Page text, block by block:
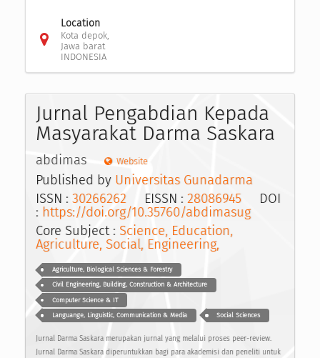
Location
Kota depok,
Jawa barat
INDONESIA
Jurnal Pengabdian Kepada
Masyarakat Darma Saskara
abdimas Website
Published by Universitas Gunadarma
ISSN : 30266262 EISSN : 28086945 DOI
: https://doi.org/10.35760/abdimasug
Core Subject : Science, Education,
Agriculture, Social, Engineering,
Agriculture, Biological Sciences & Forestry
Civil Engineering, Building, Construction & Architecture
Computer Science & IT
Languange, Linguistic, Communication & Media Social Sciences
Jurnal Darma Saskara merupakan jurnal yang melalui proses peer-review.
Jurnal Darma Saskara diperuntukkan bagi para akademisi dan peneliti untuk